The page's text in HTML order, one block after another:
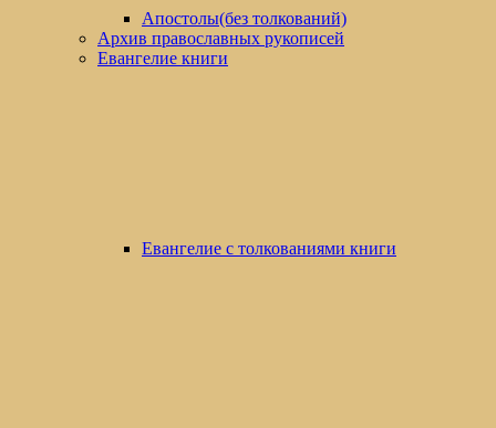
Апостолы(без толкований)
Архив православных рукописей
Евангелие книги
Евангелие с толкованиями книги